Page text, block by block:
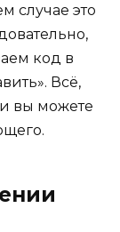
случае это
код в
Всё,
вы можете